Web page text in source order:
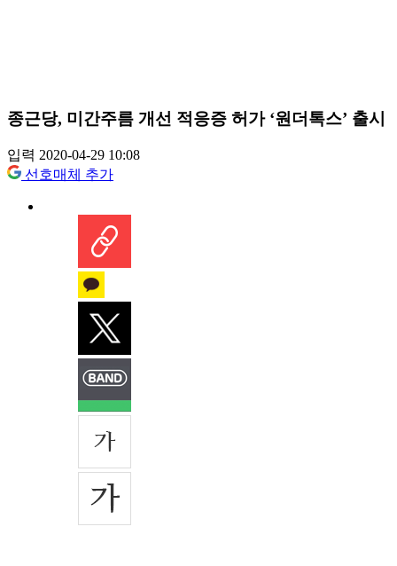
종근당, 미간주름 개선 적응증 허가 ‘원더톡스’ 출시
입력 2020-04-29 10:08
선호매체 추가